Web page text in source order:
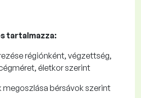
tartalmazza:
régiónként, végzettség,
életkor szerint
megoszlása ​​bérsávok szerint